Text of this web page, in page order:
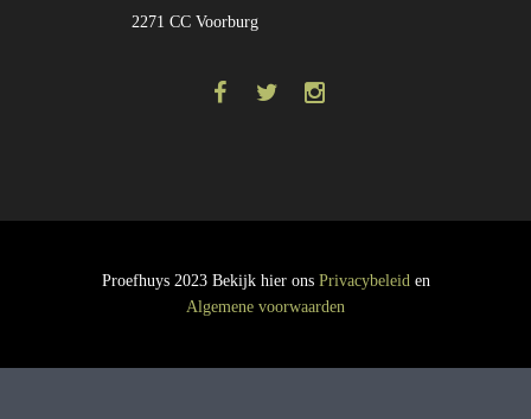
2271 CC Voorburg
Proefhuys 2023 Bekijk hier ons Privacybeleid en
Algemene voorwaarden